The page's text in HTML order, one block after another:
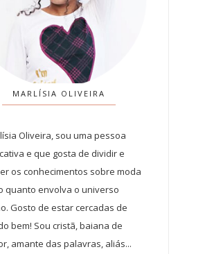
MARLÍSIA OLIVEIRA
Oliveira, sou uma pessoa
e que gosta de dividir e
os conhecimentos sobre moda
quanto envolva o universo
Gosto de estar cercadas de
bem! Sou cristã, baiana de
amante das palavras, aliás...